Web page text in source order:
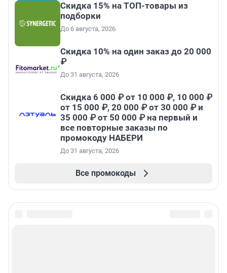
Скидка 15% на ТОП-товары из
подборки
До 6 августа, 2026
Скидка 10% на один заказ до 20 000
₽
До 31 августа, 2026
Скидка 6 000 ₽ от 10 000 ₽, 10 000 ₽
от 15 000 ₽, 20 000 ₽ от 30 000 ₽ и
35 000 ₽ от 50 000 ₽ на первый и
все повторные заказы по
промокоду НАБЕРИ
До 31 августа, 2026
Все промокоды